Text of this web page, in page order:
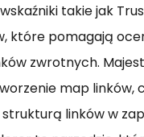
takie jak
które pomagają
zwrotnych.
map linków,
linków w